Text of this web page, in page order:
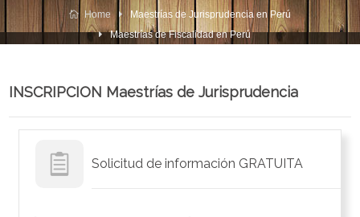
Home
Maestrías de Jurisprudencia en Perú
Maestrías de Fiscalidad en Perú
INSCRIPCION Maestrías de Jurisprudencia
Solicitud de información GRATUITA